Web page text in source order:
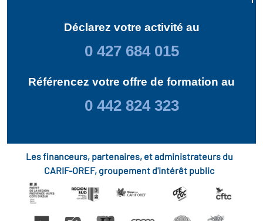
Déclarez votre activité au
0 427 684 015
Référencez votre offre de formation au
0 442 824 323
Les financeurs, partenaires, et administrateurs du
CARIF-OREF, groupement d'intérêt public